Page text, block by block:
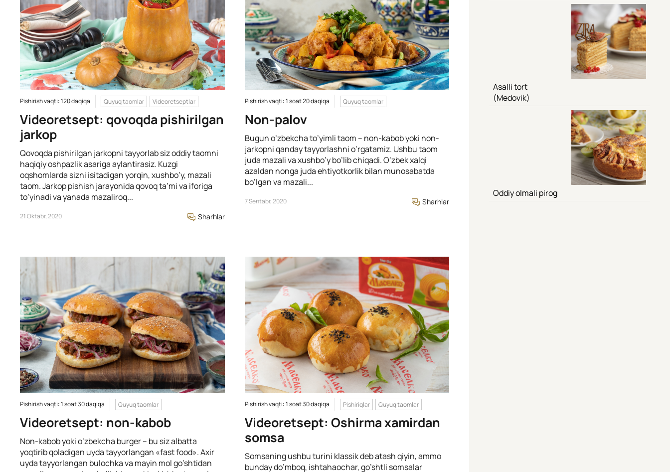
Pishirish vaqti: 120 daqiqa Quyuq taomlar Videoretseptlar
Videoretsept: qovoqda pishirilgan
jarkop
Qovoqda pishirilgan jarkopni tayyorlab siz oddiy taomni
haqiqiy oshpazlik asariga aylantirasiz. Kuzgi
oqshomlarda sizni isitadigan yorqin, xushbo’y, mazali
taom. Jarkop pishish jarayonida qovoq ta’mi va iforiga
to’yinadi va yanada mazaliroq...
21 Oktabr, 2020 Sharhlar
Pishirish vaqti: 1 soat 20 daqiqa Quyuq taomlar
Non-palov
Bugun o’zbekcha to’yimli taom – non-kabob yoki non-
jarkopni qanday tayyorlashni o’rgatamiz. Ushbu taom
juda mazali va xushbo’y bo’lib chiqadi. O’zbek xalqi
azaldan nonga juda ehtiyotkorlik bilan munosabatda
bo’lgan va mazali...
7 Sentabr, 2020 Sharhlar
Pishirish vaqti: 1 soat 30 daqiqa Quyuq taomlar
Videoretsept: non-kabob
Non-kabob yoki o’zbekcha burger – bu siz albatta
yoqtirib qoladigan uyda tayyorlangan «fast food». Axir
uyda tayyorlangan bulochka va mayin mol go’shtidan
Pishirish vaqti: 1 soat 30 daqiqa Pishiriqlar Quyuq taomlar
Videoretsept: Oshirma xamirdan
somsa
Somsaning ushbu turini klassik deb atash qiyin, ammo
bunday do’mboq, ishtahaochar, go’shtli somsalar
Asalli tort
(Medovik)
Oddiy olmali pirog